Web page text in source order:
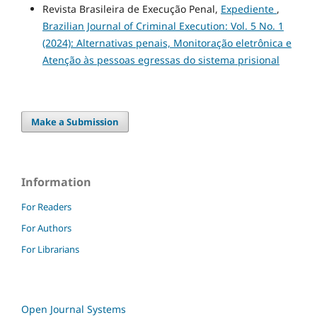
Revista Brasileira de Execução Penal, Expediente ,
Brazilian Journal of Criminal Execution: Vol. 5 No. 1
(2024): Alternativas penais, Monitoração eletrônica e
Atenção às pessoas egressas do sistema prisional
Make a Submission
Information
For Readers
For Authors
For Librarians
Open Journal Systems